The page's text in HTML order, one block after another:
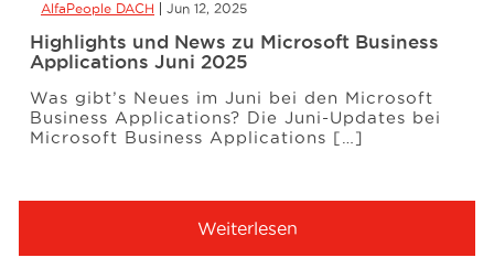
AlfaPeople DACH Jun 12, 2025
Highlights und News zu Microsoft Business
Applications Juni 2025
Was gibt’s Neues im Juni bei den Microsoft
Business Applications? Die Juni-Updates bei
Microsoft Business Applications […]
Weiterlesen